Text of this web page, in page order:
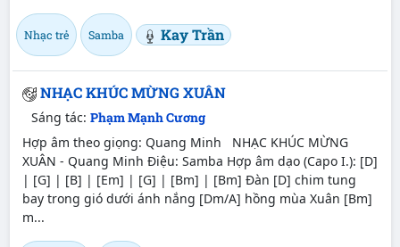
Nhạc trẻ Samba Kay Trần
NHẠC KHÚC MỪNG XUÂN
Sáng tác: Phạm Mạnh Cương
Hợp âm theo giọng: Quang Minh NHẠC KHÚC MỪNG
XUÂN - Quang Minh Điệu: Samba Hợp âm dạo (Capo I.): [D]
| [G] | [B] | [Em] | [G] | [Bm] | [Bm] Đàn [D] chim tung
bay trong gió dưới ánh nắng [Dm/A] hồng mùa Xuân [Bm]
m...